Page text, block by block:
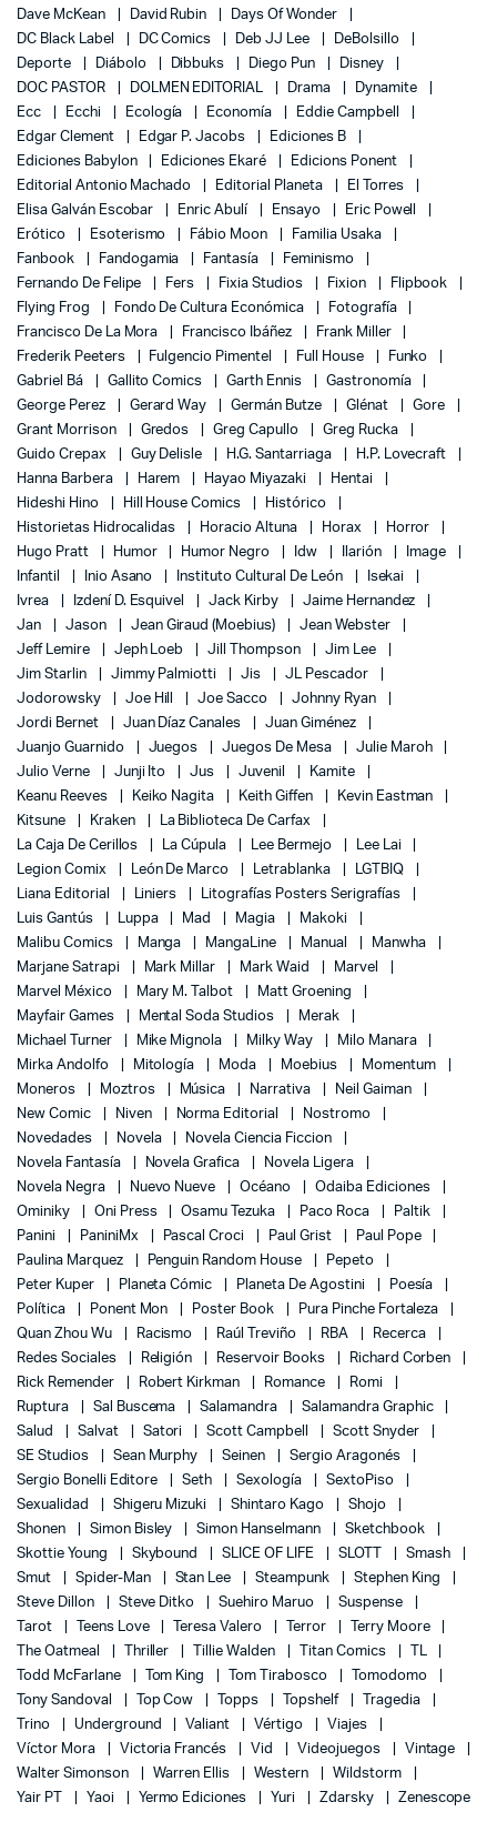
Dave McKean
David Rubin
Days Of Wonder
DC Black Label
DC Comics Deb JJ Lee
DeBolsillo
Deporte
Diábolo Dibbuks Diego Pun
Disney
DOC PASTOR
DOLMEN EDITORIAL Drama
Dynamite
Ecc
Ecchi Ecología Economía
Eddie Campbell
Edgar Clement
Edgar P. Jacobs
Ediciones B
Ediciones Babylon
Ediciones Ekaré
Edicions Ponent
Editorial Antonio Machado
Editorial Planeta
El Torres
Elisa Galván Escobar
Enric Abulí Ensayo
Eric Powell
Erótico
Esoterismo Fábio Moon
Familia Usaka
Fanbook
Fandogamia Fantasía
Feminismo
Fernando De Felipe
Fers Fixia Studios Fixion
Flipbook
Flying Frog
Fondo De Cultura Económica
Fotografía
Francisco De La Mora
Francisco Ibáñez
Frank Miller
Frederik Peeters
Fulgencio Pimentel Full House
Funko
Gabriel Bá
Gallito Comics Garth Ennis
Gastronomía
George Perez
Gerard Way Germán Butze Glénat
Gore
Grant Morrison
Gredos Greg Capullo
Greg Rucka
Guido Crepax
Guy Delisle H.G. Santarriaga
H.P. Lovecraft
Hanna Barbera
Harem Hayao Miyazaki
Hentai
Hideshi Hino
Hill House Comics
Histórico
Historietas Hidrocalidas
Horacio Altuna Horax
Horror
Hugo Pratt
Humor Humor Negro Idw Ilarión
Image
Infantil
Inio Asano Instituto Cultural De León
Isekai
Ivrea
Izdení D. Esquivel Jack Kirby
Jaime Hernandez
Jan
Jason Jean Giraud (Moebius)
Jean Webster
Jeff Lemire
Jeph Loeb Jill Thompson
Jim Lee
Jim Starlin
Jimmy Palmiotti Jis
JL Pescador
Jodorowsky
Joe Hill Joe Sacco
Johnny Ryan
Jordi Bernet
Juan Díaz Canales
Juan Giménez
Juanjo Guarnido
Juegos Juegos De Mesa
Julie Maroh
Julio Verne
Junji Ito Jus Juvenil
Kamite
Keanu Reeves
Keiko Nagita Keith Giffen
Kevin Eastman
Kitsune
Kraken
La Biblioteca De Carfax
La Caja De Cerillos
La Cúpula Lee Bermejo
Lee Lai
Legion Comix
León De Marco Letrablanka
LGTBIQ
Liana Editorial
Liniers
Litografías Posters Serigrafías
Luis Gantús
Luppa Mad Magia
Makoki
Malibu Comics
Manga MangaLine Manual
Manwha
Marjane Satrapi
Mark Millar Mark Waid
Marvel
Marvel México
Mary M. Talbot
Matt Groening
Mayfair Games
Mental Soda Studios
Merak
Michael Turner
Mike Mignola Milky Way
Milo Manara
Mirka Andolfo
Mitología Moda Moebius
Momentum
Moneros
Moztros Música Narrativa
Neil Gaiman
New Comic
Niven Norma Editorial
Nostromo
Novedades
Novela
Novela Ciencia Ficcion
Novela Fantasía
Novela Grafica
Novela Ligera
Novela Negra
Nuevo Nueve Océano
Odaiba Ediciones
Ominiky
Oni Press Osamu Tezuka Paco Roca
Paltik
Panini
PaniniMx Pascal Croci Paul Grist
Paul Pope
Paulina Marquez
Penguin Random House
Pepeto
Peter Kuper
Planeta Cómic Planeta De Agostini
Poesía
Política
Ponent Mon Poster Book
Pura Pinche Fortaleza
Quan Zhou Wu
Racismo Raúl Treviño RBA
Recerca
Redes Sociales
Religión Reservoir Books
Richard Corben
Rick Remender
Robert Kirkman Romance
Romi
Ruptura
Sal Buscema Salamandra
Salamandra Graphic
Salud
Salvat Satori Scott Campbell
Scott Snyder
SE Studios
Sean Murphy Seinen
Sergio Aragonés
Sergio Bonelli Editore
Seth Sexología
SextoPiso
Sexualidad
Shigeru Mizuki Shintaro Kago
Shojo
Shonen
Simon Bisley Simon Hanselmann
Sketchbook
Skottie Young
Skybound SLICE OF LIFE SLOTT
Smash
Smut
Spider-Man Stan Lee Steampunk
Stephen King
Steve Dillon
Steve Ditko Suehiro Maruo
Suspense
Tarot
Teens Love Teresa Valero Terror
Terry Moore
The Oatmeal
Thriller Tillie Walden Titan Comics
TL
Todd McFarlane
Tom King Tom Tirabosco
Tomodomo
Tony Sandoval
Top Cow Topps Topshelf
Tragedia
Trino
Underground Valiant Vértigo
Viajes
Víctor Mora
Victoria Francés Vid Videojuegos
Vintage
Walter Simonson
Warren Ellis Western
Wildstorm
Yair PT
Yaoi Yermo Ediciones Yuri Zdarsky Zenescope